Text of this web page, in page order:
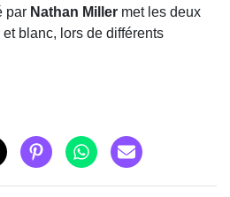
par Nathan Miller met les deux
blanc, lors de différents